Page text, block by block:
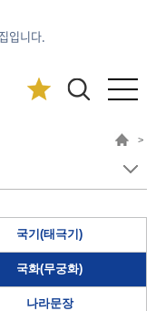
입니다.
>
국기(태극기)
국화(무궁화)
나라문장